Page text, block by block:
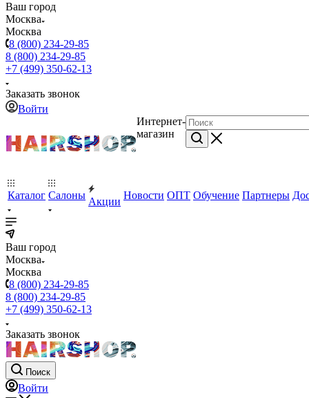
Ваш город
Москва
Москва
8 (800) 234-29-85
8 (800) 234-29-85
+7 (499) 350-62-13
Заказать звонок
Войти
Интернет-
магазин
Каталог Салоны
Акции
Новости ОПТ Обучение Партнеры
Ваш город
Москва
Москва
8 (800) 234-29-85
8 (800) 234-29-85
+7 (499) 350-62-13
Заказать звонок
Поиск
Войти